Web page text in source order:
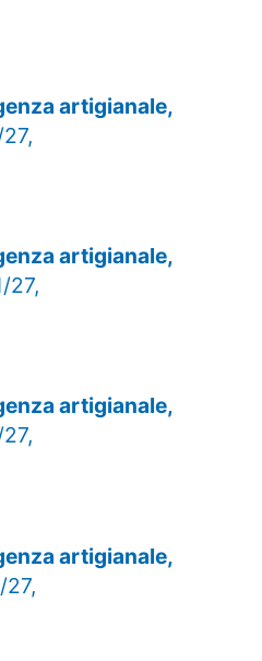
artigianale,
artigianale,
27,
artigianale,
artigianale,
27,